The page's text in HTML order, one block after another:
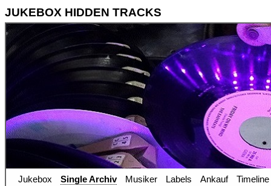
JUKEBOX HIDDEN TRACKS
Jukebox Single Archiv Musiker Labels Ankauf Timeline